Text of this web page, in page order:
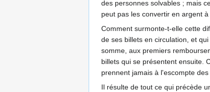
des personnes solvables ; mais
peut pas les convertir en argent
Comment surmonte-t-elle cette
de ses billets en circulation, et
somme, aux premiers
billets qui se présentent ensuite.
prennent jamais à l'escompte
Il résulte de tout ce qui précède